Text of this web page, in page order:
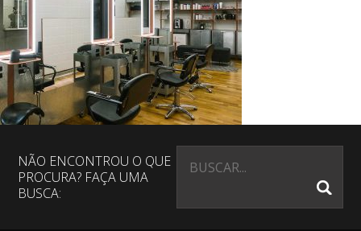
NÃO ENCONTROU O QUE
PROCURA? FAÇA UMA
BUSCA: